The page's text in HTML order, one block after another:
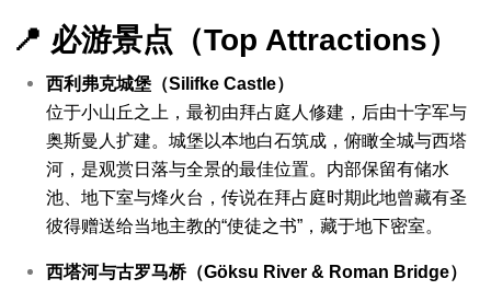
📍 必游景点（Top Attractions）
西利弗克城堡（Silifke Castle）
位于小山丘之上，最初由拜占庭人修建，后由十字军与
奥斯曼人扩建。城堡以本地白石筑成，俯瞰全城与西塔
河，是观赏日落与全景的最佳位置。 内部保留有储水
池、地下室与烽火台，传说在拜占庭时期此地曾藏有圣
彼得赠送给当地主教的“使徒之书”，藏于地下密室。
西塔河与古罗马桥（Göksu River & Roman Bridge）